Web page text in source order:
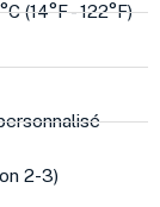
(14°F - 122°F)
2-3)